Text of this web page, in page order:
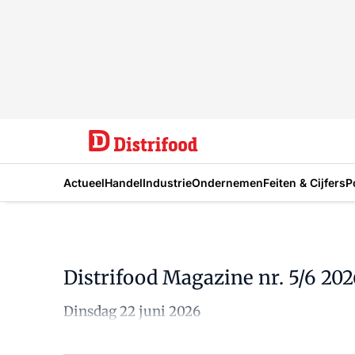
ActueelHandelIndustrieOndernemenFeiten & Cijfers
Distrifood Magazine nr. 5/6
Dinsdag 22 juni 2026